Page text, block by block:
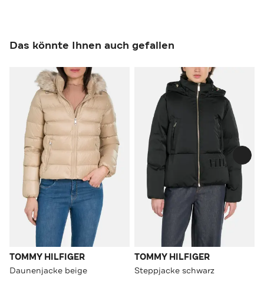
Das könnte Ihnen auch gefallen
TOMMY HILFIGER
Daunenjacke beige
TOMMY HILFIGER
Steppjacke schwarz